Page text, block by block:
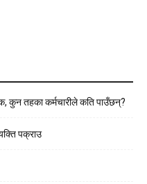
कुन तहका कर्मचारीले कति पाउँछन्?
पक्राउ